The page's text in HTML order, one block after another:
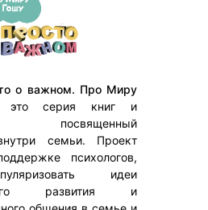
о важном. Про Миру
серия книг и
посвященный
семьи. Проект
психологов,
идеи
развития и